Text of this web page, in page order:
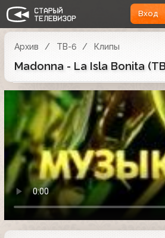
Вход
Архив ТВ-6 Клипы
Madonna - La Isla Bonita